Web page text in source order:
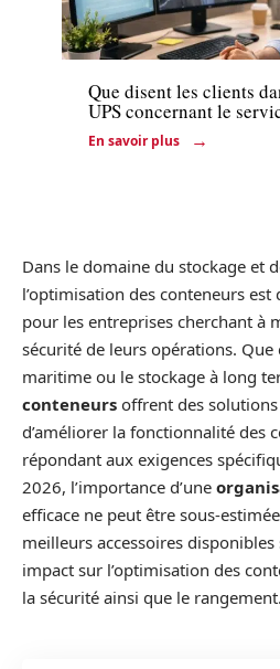
Actu
Que disent les clients
UPS concernant le
En savoir plus
Dans le domaine du stockage et
l’optimisation des conteneurs
pour les entreprises cherchant à
sécurité de leurs opérations.
maritime ou le stockage à long
conteneurs offrent des
d’améliorer la fonctionnalité des
répondant aux exigences
2026, l’importance d’une
efficace ne peut être sous-
meilleurs accessoires
impact sur l’optimisation des
la sécurité ainsi que le rangement.